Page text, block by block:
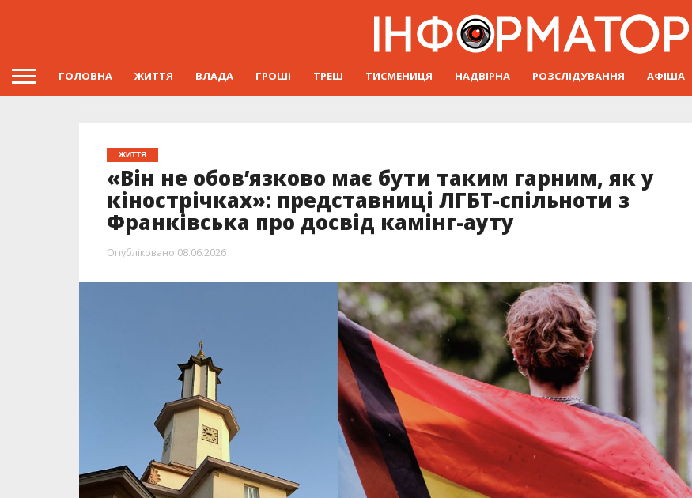
ГОЛОВНА ЖИТТЯ ВЛАДА ГРОШІ ТРЕШ ТИСМЕНИЦЯ НАДВІРНА РОЗСЛІДУВАННЯ АФІША
ЖИТТЯ
«Він не обов’язково має бути таким гарним, як у
кінострічках»: представниці ЛГБТ-спільноти з
Франківська про досвід камінг-ауту
Опубліковано 08.06.2026